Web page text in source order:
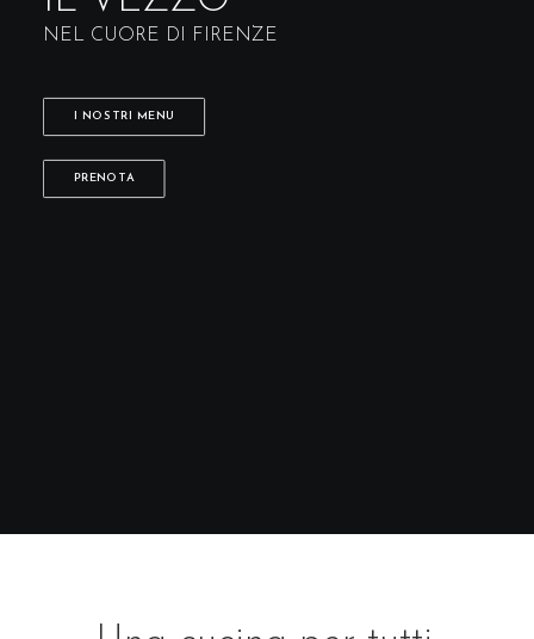
NEL CUORE DI FIRENZE
I NOSTRI MENU
PRENOTA